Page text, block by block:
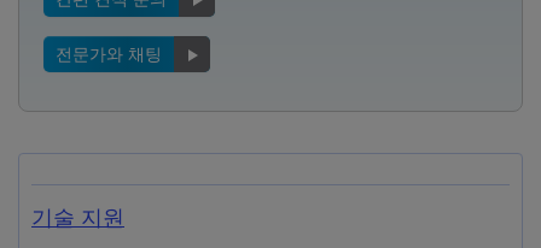
전문가와 채팅
기술 지원